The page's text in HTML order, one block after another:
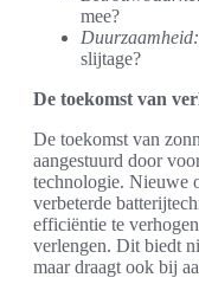
mee?
Duurzaamheid:
slijtage?
De toekomst van
De toekomst van
aangestuurd door
technologie. Nieuwe
verbeterde
efficiëntie te
verlengen. Dit biedt
maar draagt ook bij